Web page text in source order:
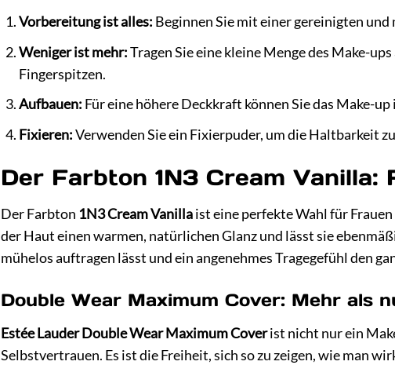
Vorbereitung ist alles: Beginnen Sie mit einer gereinigten
Weniger ist mehr:Tragen Sie eine kleine Menge des Make-
Fingerspitzen.
Aufbauen: Für eine höhere Deckkraft können Sie das Make-
Fixieren:Verwenden Sie ein Fixierpuder, um die Haltbarkeit
Der Farbton 1N3 Cream
Der Farbton 1N3 Cream Vanillaist eine perfekte Wahl für
der Haut einen warmen, natürlichen Glanz und lässt sie
mühelos auftragen lässt und ein angenehmes Tragegefühl den
Double Wear Maximum Cover: Mehr als
Estée Lauder Double Wear Maximum Coverist nicht nur ein
Selbstvertrauen. Es ist die Freiheit, sich so zu zeigen, wie man